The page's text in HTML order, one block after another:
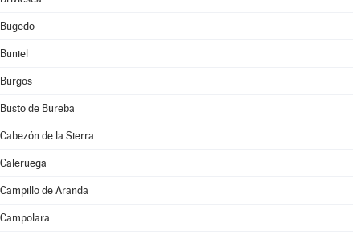
Bugedo
Buniel
Burgos
Busto de Bureba
Cabezón de la Sierra
Caleruega
Campillo de Aranda
Campolara